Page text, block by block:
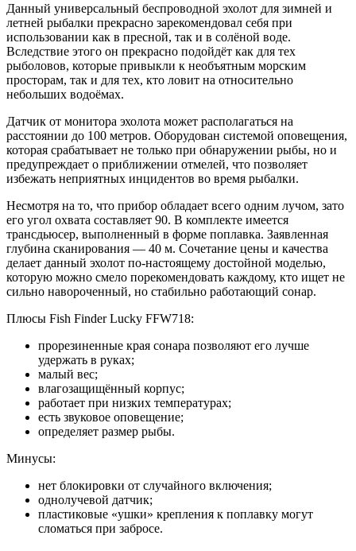
Данный универсальный беспроводной эхолот для зимней и
летней рыбалки прекрасно зарекомендовал себя при
использовании как в пресной, так и в солёной воде.
Вследствие этого он прекрасно подойдёт как для тех
рыболовов, которые привыкли к необъятным морским
просторам, так и для тех, кто ловит на относительно
небольших водоёмах.
Датчик от монитора эхолота может располагаться на
расстоянии до 100 метров. Оборудован системой оповещения,
которая срабатывает не только при обнаружении рыбы, но и
предупреждает о приближении отмелей, что позволяет
избежать неприятных инцидентов во время рыбалки.
Несмотря на то, что прибор обладает всего одним лучом, зато
его угол охвата составляет 90. В комплекте имеется
трансдьюсер, выполненный в форме поплавка. Заявленная
глубина сканирования — 40 м. Сочетание цены и качества
делает данный эхолот по-настоящему достойной моделью,
которую можно смело порекомендовать каждому, кто ищет не
сильно навороченный, но стабильно работающий сонар.
Плюсы Fish Finder Lucky FFW718:
прорезиненные края сонара позволяют его лучше
удержать в руках;
малый вес;
влагозащищённый корпус;
работает при низких температурах;
есть звуковое оповещение;
определяет размер рыбы.
Минусы:
нет блокировки от случайного включения;
однолучевой датчик;
пластиковые «ушки» крепления к поплавку могут
сломаться при забросе.